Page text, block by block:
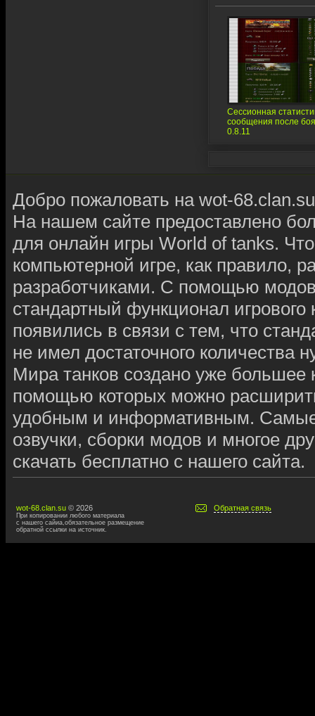
Сессионная
сообщения после
0.8.11
Добро пожаловать на wot-
На нашем сайте предоставлено
для онлайн игры World of tanks.
компьютерной игре, как правило,
разработчиками. С помощью
стандартный функционал
появились в связи с тем, что
не имел достаточного
Мира танков создано уже
помощью которых можно
удобным и информативным.
озвучки, сборки модов и многое
скачать бесплатно с нашего сайта.
wot-68.clan.su © 2026
При копировании любого материала
с нашего сайиа,обязательное размещение
обратной ссылки на источник.
Обратная связь